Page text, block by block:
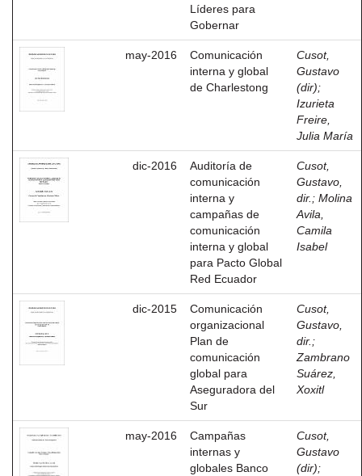
Líderes para
Gobernar
may-2016
Comunicación
interna y global
de Charlestong
Cusot,
Gustavo
(dir);
Izurieta
Freire,
Julia María
dic-2016
Auditoría de
comunicación
interna y
campañas de
comunicación
interna y global
para Pacto Global
Red Ecuador
Cusot,
Gustavo,
dir. ; Molina
Avila,
Camila
Isabel
dic-2015
Comunicación
organizacional
Plan de
comunicación
global para
Aseguradora del
Sur
Cusot,
Gustavo,
dir. ;
Zambrano
Suárez,
Xoxitl
may-2016
Campañas
internas y
globales Banco
Cusot,
Gustavo
(dir);